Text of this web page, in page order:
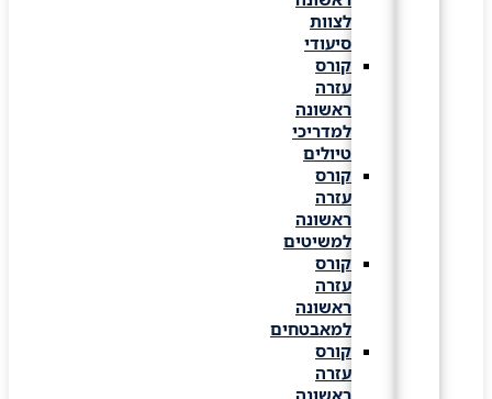
לצוות
סיעודי
קורס
עזרה
ראשונה
למדריכי
טיולים
קורס
עזרה
ראשונה
למשיטים
קורס
עזרה
ראשונה
למאבטחים
קורס
עזרה
ראשונה